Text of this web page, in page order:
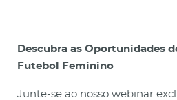
Descubra as Oportunidades
Futebol Feminino
Junte-se ao nosso webinar